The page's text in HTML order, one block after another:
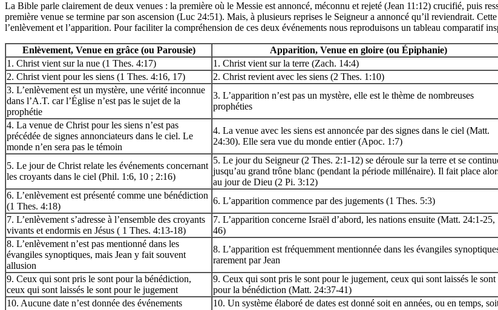
La Bible parle clairement de deux venues : la première où le Messie est annoncé, méconnu et rejeté (Jean 11:12) crucifié, puis
première venue se termine par son ascension (Luc 24:51). Mais, à plusieurs reprises le Seigneur a annoncé qu’il reviendrait.
l’enlèvement et l’apparition. Pour faciliter la compréhension de ces deux événements nous reproduisons un tableau comparatif
Enlèvement, Venue en grâce (ou Parousie)
Apparition, Venue en gloire (ou Épiphanie)
1. Christ vient sur la nue (1 Thes. 4:17)
1. Christ vient sur la terre (Zach. 14:4)
2. Christ vient pour les siens (1 Thes. 4:16, 17)
2. Christ revient avec les siens (2 Thes. 1:10)
3. L’enlèvement est un mystère, une vérité inconnue
dans l’A.T. car l’Église n’est pas le sujet de la
prophétie
3. L’apparition n’est pas un mystère, elle est le thème de nombreuses
prophéties
4. La venue de Christ pour les siens n’est pas
précédée de signes annonciateurs dans le ciel. Le
monde n’en sera pas le témoin
4. La venue avec les siens est annoncée par des signes dans le ciel (Matt.
24:30). Elle sera vue du monde entier (Apoc. 1:7)
5. Le jour de Christ relate les événements concernant
les croyants dans le ciel (Phil. 1:6, 10 ; 2:16)
5. Le jour du Seigneur (2 Thes. 2:1-12) se déroule sur la terre et se
jusqu’au grand trône blanc (pendant la période millénaire). Il fait place
au jour de Dieu (2 Pi. 3:12)
6. L’enlèvement est présenté comme une bénédiction
(1 Thes. 4:18)
6. L’apparition commence par des jugements (1 Thes. 5:3)
7. L’enlèvement s’adresse à l’ensemble des croyants
vivants et endormis en Jésus ( 1 Thes. 4:13-18)
7. L’apparition concerne Israël d’abord, les nations ensuite (Matt. 24:1-25,
46)
8. L’enlèvement n’est pas mentionné dans les
évangiles synoptiques, mais Jean y fait souvent
allusion
8. L’apparition est fréquemment mentionnée dans les évangiles
rarement par Jean
9. Ceux qui sont pris le sont pour la bénédiction,
ceux qui sont laissés le sont pour le jugement
9. Ceux qui sont pris le sont pour le jugement, ceux qui sont laissés le sont
pour la bénédiction (Matt. 24:37-41)
10. Aucune date n’est donnée des événements
10. Un système élaboré de dates est donné soit en années, ou en temps,